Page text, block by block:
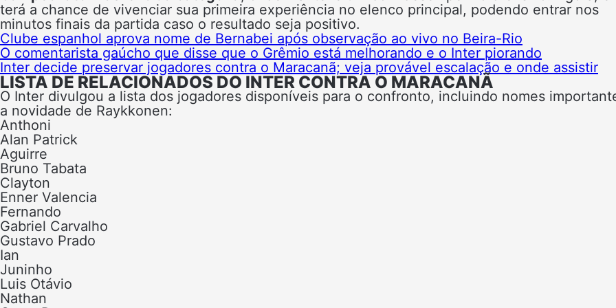
terá a chance de vivenciar sua primeira experiência no elenco principal, podendo entrar nos
minutos finais da partida caso o resultado seja positivo.
Clube espanhol aprova nome de Bernabei após observação ao vivo no Beira-Rio
O comentarista gaúcho que disse que o Grêmio está melhorando e o Inter piorando
Inter decide preservar jogadores contra o Maracanã; veja provável escalação e onde assistir
LISTA DE RELACIONADOS DO INTER CONTRA O MARACANÃ
O Inter divulgou a lista dos jogadores disponíveis para o confronto, incluindo nomes
a novidade de Raykkonen:
Anthoni
Alan Patrick
Aguirre
Bruno Tabata
Clayton
Enner Valencia
Fernando
Gabriel Carvalho
Gustavo Prado
Ian
Juninho
Luis Otávio
Nathan